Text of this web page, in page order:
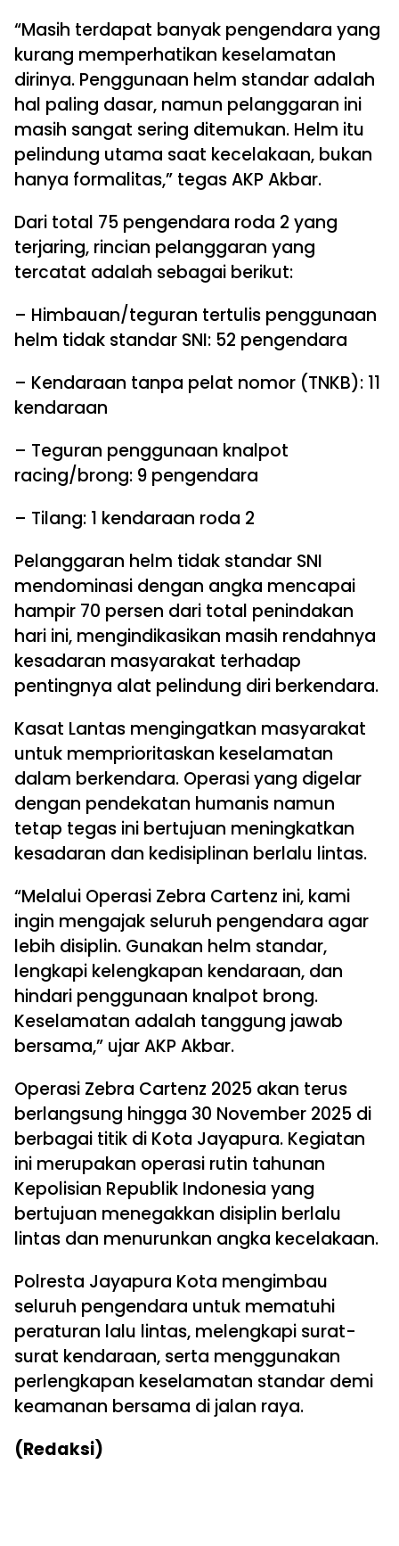
“Masih terdapat banyak pengendara yang
kurang memperhatikan keselamatan
dirinya. Penggunaan helm standar adalah
hal paling dasar, namun pelanggaran ini
masih sangat sering ditemukan. Helm itu
pelindung utama saat kecelakaan, bukan
hanya formalitas,” tegas AKP Akbar.
Dari total 75 pengendara roda 2 yang
terjaring, rincian pelanggaran yang
tercatat adalah sebagai berikut:
– Himbauan/teguran tertulis penggunaan
helm tidak standar SNI: 52 pengendara
– Kendaraan tanpa pelat nomor (TNKB): 11
kendaraan
– Teguran penggunaan knalpot
racing/brong: 9 pengendara
– Tilang: 1 kendaraan roda 2
Pelanggaran helm tidak standar SNI
mendominasi dengan angka mencapai
hampir 70 persen dari total penindakan
hari ini, mengindikasikan masih rendahnya
kesadaran masyarakat terhadap
pentingnya alat pelindung diri berkendara.
Kasat Lantas mengingatkan masyarakat
untuk memprioritaskan keselamatan
dalam berkendara. Operasi yang digelar
dengan pendekatan humanis namun
tetap tegas ini bertujuan meningkatkan
kesadaran dan kedisiplinan berlalu lintas.
“Melalui Operasi Zebra Cartenz ini, kami
ingin mengajak seluruh pengendara agar
lebih disiplin. Gunakan helm standar,
lengkapi kelengkapan kendaraan, dan
hindari penggunaan knalpot brong.
Keselamatan adalah tanggung jawab
bersama,” ujar AKP Akbar.
Operasi Zebra Cartenz 2025 akan terus
berlangsung hingga 30 November 2025 di
berbagai titik di Kota Jayapura. Kegiatan
ini merupakan operasi rutin tahunan
Kepolisian Republik Indonesia yang
bertujuan menegakkan disiplin berlalu
lintas dan menurunkan angka kecelakaan.
Polresta Jayapura Kota mengimbau
seluruh pengendara untuk mematuhi
peraturan lalu lintas, melengkapi surat-
surat kendaraan, serta menggunakan
perlengkapan keselamatan standar demi
keamanan bersama di jalan raya.
(Redaksi)